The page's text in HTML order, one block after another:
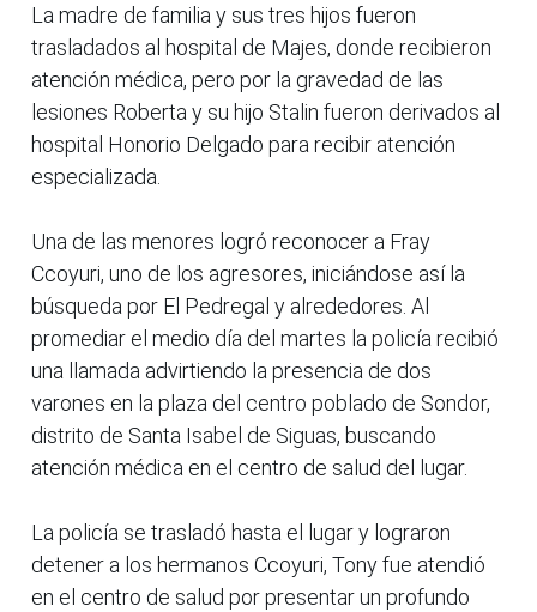
La madre de familia y sus tres hijos fueron
trasladados al hospital de Majes, donde recibieron
atención médica, pero por la gravedad de las
lesiones Roberta y su hijo Stalin fueron derivados al
hospital Honorio Delgado para recibir atención
especializada.
Una de las menores logró reconocer a Fray
Ccoyuri, uno de los agresores, iniciándose así la
búsqueda por El Pedregal y alrededores. Al
promediar el medio día del martes la policía recibió
una llamada advirtiendo la presencia de dos
varones en la plaza del centro poblado de Sondor,
distrito de Santa Isabel de Siguas, buscando
atención médica en el centro de salud del lugar.
La policía se trasladó hasta el lugar y lograron
detener a los hermanos Ccoyuri, Tony fue atendió
en el centro de salud por presentar un profundo